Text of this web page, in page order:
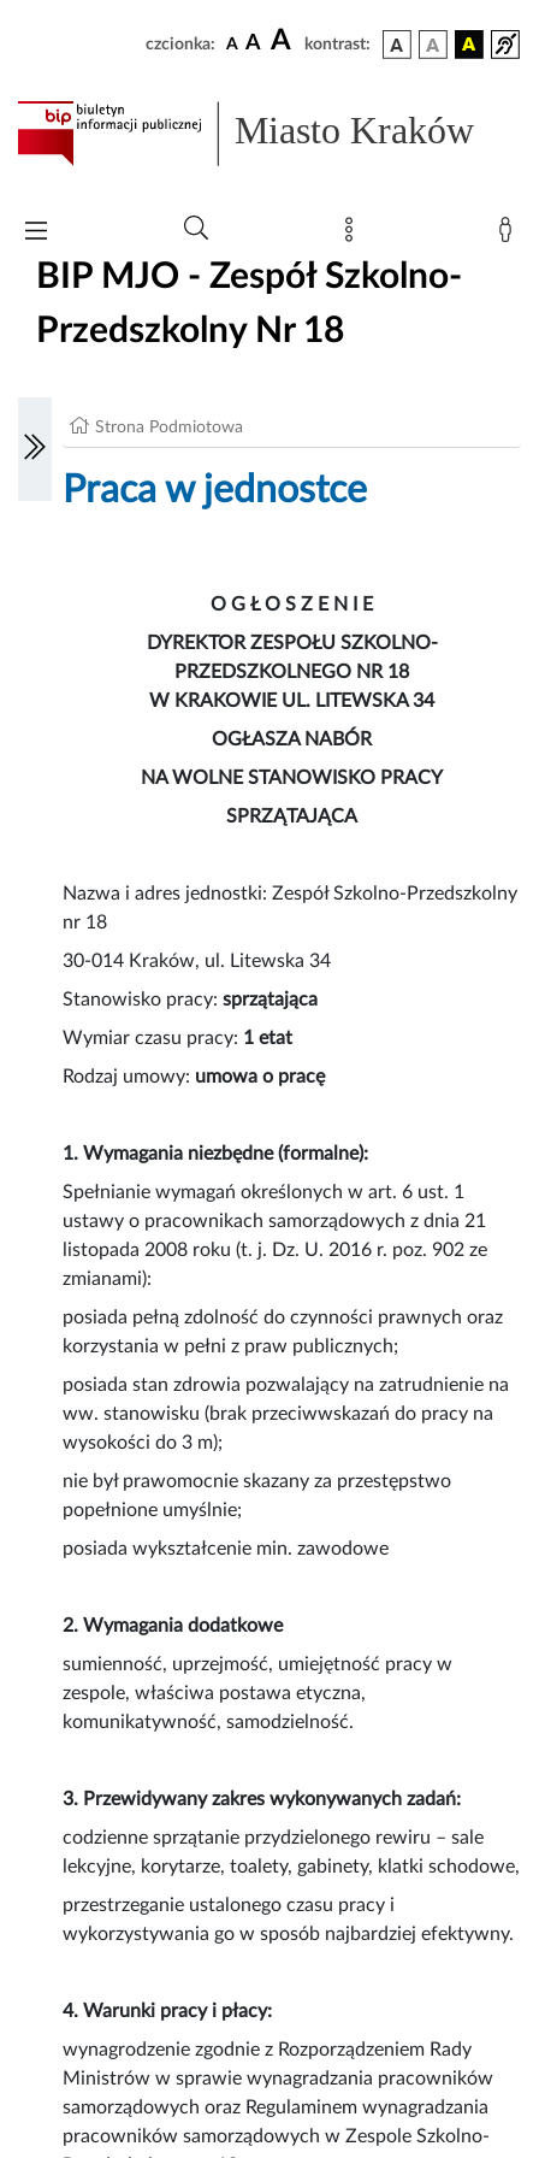
czcionka: A A A kontrast:
Miasto Kraków
BIP MJO - Zespół Szkolno-
Przedszkolny Nr 18
Strona Podmiotowa
Praca w jednostce
O G Ł O S Z E N I E
DYREKTOR ZESPOŁU SZKOLNO-
PRZEDSZKOLNEGO NR 18
W KRAKOWIE UL. LITEWSKA 34
OGŁASZA NABÓR
NA WOLNE STANOWISKO PRACY
SPRZĄTAJĄCA
Nazwa i adres jednostki: Zespół Szkolno-Przedszkolny
nr 18
30-014 Kraków, ul. Litewska 34
Stanowisko pracy:sprzątająca
Wymiar czasu pracy: 1 etat
Rodzaj umowy: umowa o pracę
1. Wymagania niezbędne (formalne):
Spełnianie wymagań określonych w art. 6 ust. 1
ustawy o pracownikach samorządowych z dnia 21
listopada 2008 roku (t. j. Dz. U. 2016 r. poz. 902 ze
zmianami):
posiada pełną zdolność do czynności prawnych oraz
korzystania w pełni z praw publicznych;
posiada stan zdrowia pozwalający na zatrudnienie na
ww. stanowisku (brak przeciwwskazań do pracy na
wysokości do 3 m);
nie był prawomocnie skazany za przestępstwo
popełnione umyślnie;
posiada wykształcenie min. zawodowe
2. Wymagania dodatkowe
sumienność, uprzejmość, umiejętność pracy w
zespole, właściwa postawa etyczna,
komunikatywność, samodzielność.
3. Przewidywany zakres wykonywanych zadań:
codzienne sprzątanie przydzielonego rewiru – sale
lekcyjne, korytarze, toalety, gabinety, klatki schodowe,
przestrzeganie ustalonego czasu pracy i
wykorzystywania go w sposób najbardziej efektywny.
4. Warunki pracy i płacy:
wynagrodzenie zgodnie z Rozporządzeniem Rady
Ministrów w sprawie wynagradzania pracowników
samorządowych oraz Regulaminem wynagradzania
pracowników samorządowych w Zespole Szkolno-